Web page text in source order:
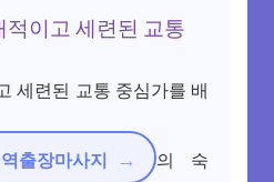
이고 세련된 교통
세련된 교통 중심가를 배
출장마사지
의 숙